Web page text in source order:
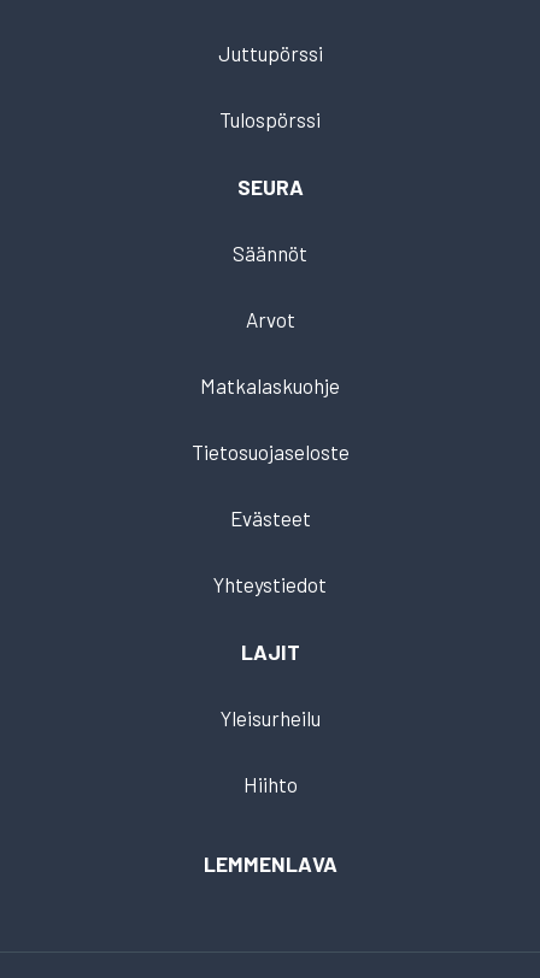
Juttupörssi
Tulospörssi
SEURA
Säännöt
Arvot
Matkalaskuohje
Tietosuojaseloste
Evästeet
Yhteystiedot
LAJIT
Yleisurheilu
Hiihto
LEMMENLAVA